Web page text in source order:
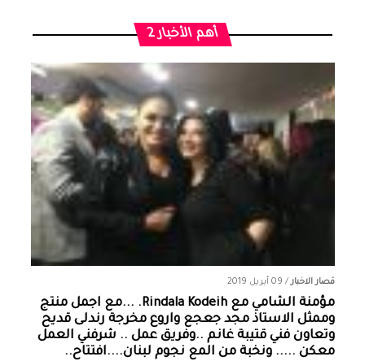
أهم الأخبار 2
قصار الاخبار/ 09 أبريل 2019
مؤمنة الشامي‏ مع ‏‎Rindala Kodeih‎‏. ...مع اجمل منتج
وممثل الاستاذ مجد جعجع واروع مخرجة رندلى قديح
وتعاون فني قتيبة غانم ..وفريق عمل .. شرفني العمل
معكن ..... ونخبة من المع نجوم لبنان....افتتاح..